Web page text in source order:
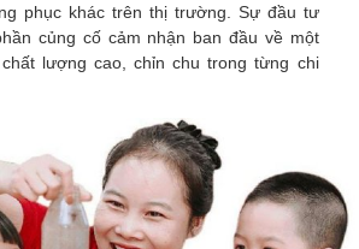
phục khác trên thị trường. Sự đầu tư
củng cố cảm nhận ban đầu về một
lượng cao, chỉn chu trong từng chi